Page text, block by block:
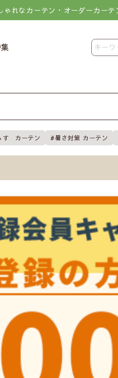
ゃれなカーテン・オーダーカーテ
す カーテン 暑さ対策 カーテン